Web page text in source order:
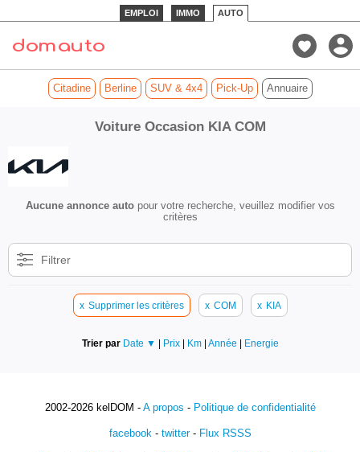
EMPLOI IMMO AUTO
Citadine Berline SUV & 4x4 Pick-Up Annuaire
Voiture Occasion KIA COM
Aucune annonce autopour votre recherche, veuillez modifier vos
critères
Filtrer
x Supprimer les critères x COM x KIA
Trier par Date ▼ | Prix | Km | Année | Energie
2002-2026 kelDOM - A propos - Politique de confidentialité
facebook- twitter- Flux RSSS